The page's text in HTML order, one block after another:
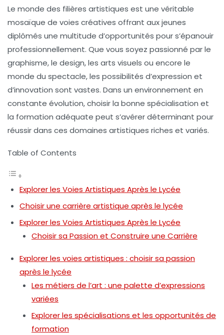
Le monde des filières artistiques est une véritable
mosaïque de voies créatives offrant aux jeunes
diplômés une multitude d’opportunités pour s’épanouir
professionnellement. Que vous soyez passionné par le
graphisme, le design, les arts visuels ou encore le
monde du spectacle, les possibilités d’expression et
d’innovation sont vastes. Dans un environnement en
constante évolution, choisir la bonne spécialisation et
la formation adéquate peut s’avérer déterminant pour
réussir dans ces domaines artistiques riches et variés.
Table of Contents
Explorer les Voies Artistiques Après le Lycée
Choisir une carrière artistique après le lycée
Explorer les Voies Artistiques Après le Lycée
Choisir sa Passion et Construire une Carrière
Explorer les voies artistiques : choisir sa passion
après le lycée
Les métiers de l’art : une palette d’expressions
variées
Explorer les spécialisations et les opportunités de
formation